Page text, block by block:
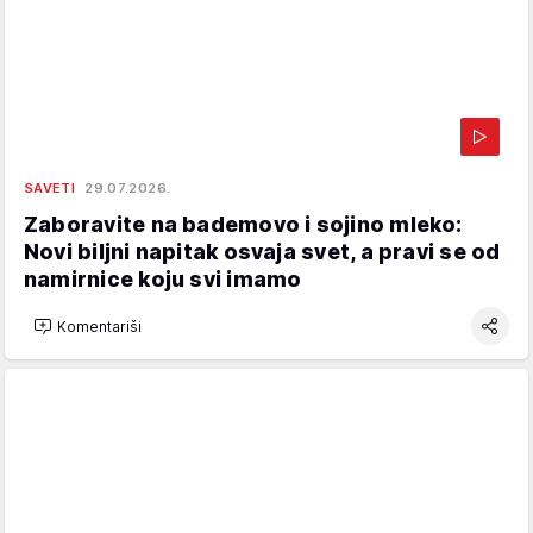
SAVETI 29.07.2026.
Zaboravite na bademovo i sojino mleko:
Novi biljni napitak osvaja svet, a pravi se od
namirnice koju svi imamo
Komentariši